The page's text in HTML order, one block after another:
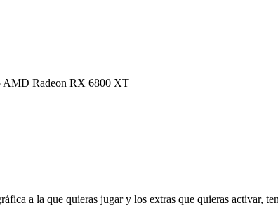
AMD Radeon RX 6800 XT
a la que quieras jugar y los extras que quieras activar,